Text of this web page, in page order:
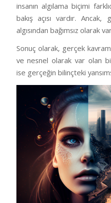
insanın algılama biçimi
bakış açısı vardır.
algısından bağımsız olarak
Sonuç olarak, gerçek
ve nesnel olarak var olan
ise gerçeğin bilinçteki